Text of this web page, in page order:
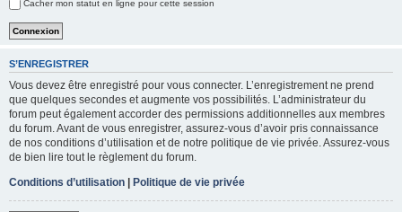
Cacher mon statut en ligne pour cette session
S’ENREGISTRER
Vous devez être enregistré pour vous connecter. L’enregistrement ne prend
que quelques secondes et augmente vos possibilités. L’administrateur du
forum peut également accorder des permissions additionnelles aux membres
du forum. Avant de vous enregistrer, assurez-vous d’avoir pris connaissance
de nos conditions d’utilisation et de notre politique de vie privée. Assurez-vous
de bien lire tout le règlement du forum.
Conditions d’utilisation | Politique de vie privée